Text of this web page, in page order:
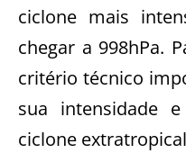
ciclone mais
chegar a 998hPa.
critério técnico
sua intensidade
ciclone